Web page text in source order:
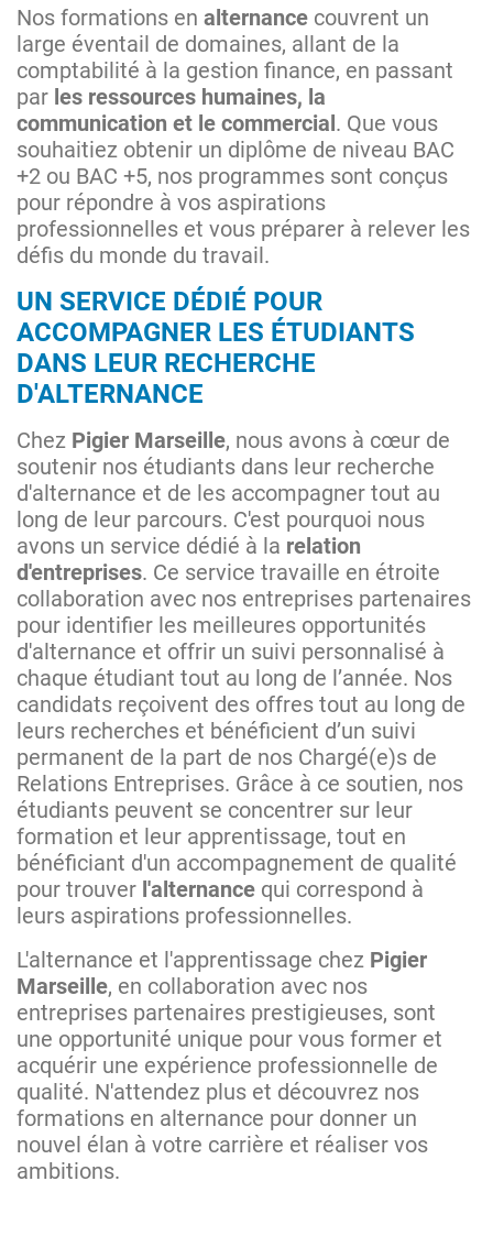
Nos formations en alternance couvrent un
large éventail de domaines, allant de la
comptabilité à la gestion finance, en passant
par les ressources humaines, la
communication et le commercial. Que vous
souhaitiez obtenir un diplôme de niveau BAC
+2 ou BAC +5, nos programmes sont conçus
pour répondre à vos aspirations
professionnelles et vous préparer à relever les
défis du monde du travail.
UN SERVICE DÉDIÉ POUR
ACCOMPAGNER LES ÉTUDIANTS
DANS LEUR RECHERCHE
D'ALTERNANCE
Chez Pigier Marseille, nous avons à cœur de
soutenir nos étudiants dans leur recherche
d'alternance et de les accompagner tout au
long de leur parcours. C'est pourquoi nous
avons un service dédié à la relation
d'entreprises. Ce service travaille en étroite
collaboration avec nos entreprises partenaires
pour identifier les meilleures opportunités
d'alternance et offrir un suivi personnalisé à
chaque étudiant tout au long de l’année. Nos
candidats reçoivent des offres tout au long de
leurs recherches et bénéficient d’un suivi
permanent de la part de nos Chargé(e)s de
Relations Entreprises. Grâce à ce soutien, nos
étudiants peuvent se concentrer sur leur
formation et leur apprentissage, tout en
bénéficiant d'un accompagnement de qualité
pour trouver l'alternance qui correspond à
leurs aspirations professionnelles.
L'alternance et l'apprentissage chez Pigier
Marseille, en collaboration avec nos
entreprises partenaires prestigieuses, sont
une opportunité unique pour vous former et
acquérir une expérience professionnelle de
qualité. N'attendez plus et découvrez nos
formations en alternance pour donner un
nouvel élan à votre carrière et réaliser vos
ambitions.